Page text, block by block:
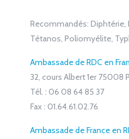
Recommandés: Diphtérie,
Tétanos, Poliomyélite,
Ambassade de RDC en
32, cours Albert 1er 75008
Tél. : 06 08 64 85 37
Fax : 01.64.61.02.76
Ambassade de France en